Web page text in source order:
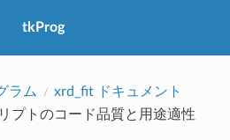
tkProg
ラム
xrd_fit ドキュメント
プトのコード品質と用途適性
クセス数：0